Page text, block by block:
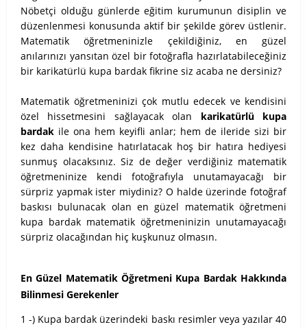
Nöbetçi olduğu günlerde eğitim kurumunun disiplin ve
düzenlenmesi konusunda aktif bir şekilde görev üstlenir.
Matematik öğretmeninizle çekildiğiniz, en güzel
anılarınızı yansıtan özel bir fotoğrafla hazırlatabileceğiniz
bir karikatürlü kupa bardak fikrine siz acaba ne dersiniz?
Matematik öğretmeninizi çok mutlu edecek ve kendisini
özel hissetmesini sağlayacak olan karikatürlü kupa
bardak ile ona hem keyifli anlar; hem de ileride sizi bir
kez daha kendisine hatırlatacak hoş bir hatıra hediyesi
sunmuş olacaksınız. Siz de değer verdiğiniz matematik
öğretmeninize kendi fotoğrafıyla unutamayacağı bir
sürpriz yapmak ister miydiniz? O halde üzerinde fotoğraf
baskısı bulunacak olan en güzel matematik öğretmeni
kupa bardak matematik öğretmeninizin unutamayacağı
sürpriz olacağından hiç kuşkunuz olmasın.
En Güzel Matematik Öğretmeni Kupa Bardak Hakkında
Bilinmesi Gerekenler
1 -) Kupa bardak üzerindeki baskı resimler veya yazılar 40